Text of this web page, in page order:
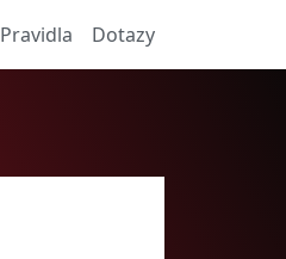
Pravidla Dotazy